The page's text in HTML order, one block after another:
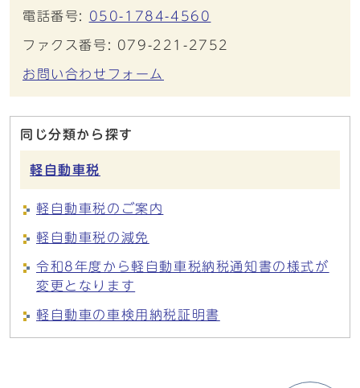
電話番号: 050-1784-4560
ファクス番号: 079-221-2752
お問い合わせフォーム
同じ分類から探す
軽自動車税
軽自動車税のご案内
軽自動車税の減免
令和8年度から軽自動車税納税通知書の様式が
変更となります
軽自動車の車検用納税証明書